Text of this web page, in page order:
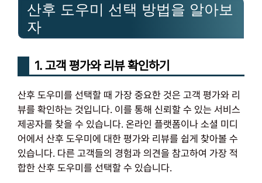
산후 도우미 선택 방법을 알아보
자
1. 고객 평가와 리뷰 확인하기
산후 도우미를 선택할 때 가장 중요한 것은 고객 평가와 리
뷰를 확인하는 것입니다. 이를 통해 신뢰할 수 있는 서비스
제공자를 찾을 수 있습니다. 온라인 플랫폼이나 소셜 미디
어에서 산후 도우미에 대한 평가와 리뷰를 쉽게 찾아볼 수
있습니다. 다른 고객들의 경험과 의견을 참고하여 가장 적
합한 산후 도우미를 선택할 수 있습니다.